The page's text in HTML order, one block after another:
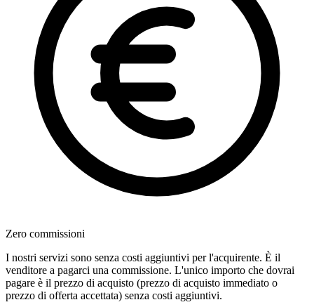
Zero commissioni
I nostri servizi sono senza costi aggiuntivi per l'acquirente. È il
venditore a pagarci una commissione. L'unico importo che dovrai
pagare è il prezzo di acquisto (prezzo di acquisto immediato o
prezzo di offerta accettata) senza costi aggiuntivi.